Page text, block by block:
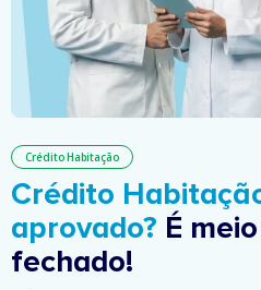
Crédito Habitação
Crédito
aprovado? É
fechado!